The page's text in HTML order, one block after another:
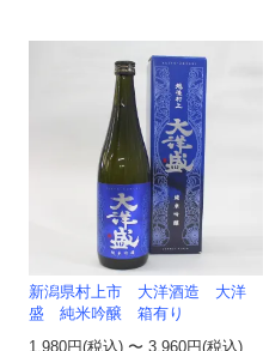
新潟県村上市 大洋酒造 大洋
盛 純米吟醸 箱有り